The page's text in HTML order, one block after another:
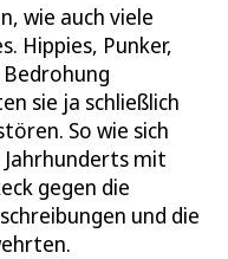
wie auch viele
Hippies, Punker,
sie ja schließlich
So wie sich
Jahrhunderts mit
gegen die
und die